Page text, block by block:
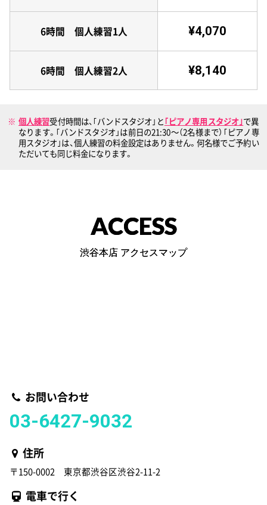
6時間 個人練習1人 ¥4,070
6時間 個人練習2人 ¥8,140
個人練習受付時間は、｢バンドスタジオ｣と ｢ピアノ専用スタジオ｣で異
なります。｢バンドスタジオ」は前日の21:30〜（2名様まで）｢ピアノ専
用スタジオ｣は、個人練習の料金設定はありません。何名様でご予約い
ただいても同じ料金になります。
ACCESS
渋谷本店 アクセスマップ
お問い合わせ
03-6427-9032
住所
〒150-0002 東京都渋谷区渋谷2-11-2
電車で行く